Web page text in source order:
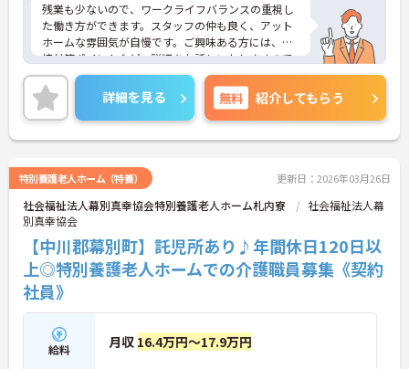
残業も少ないので、ワークライフバランスの重視し
た働き方ができます。スタッフの仲も良く、アット
ホームな雰囲気が自慢です。ご興味ある方には、面
接対策ポイントなど、詳細をお話しいたしますので
お気軽にご相談ください。
詳細を見る 無料 紹介してもらう
特別養護老人ホーム（特養） 更新日：2026年03月26日
社会福祉法人幕別真幸協会特別養護老人ホーム札内寮
社会福祉法人幕
別真幸協会
【中川郡幕別町】託児所あり♪年間休日120日以
上◎特別養護老人ホームでの介護職員募集《契約
社員》
給料 月収 16.4万円～17.9万円